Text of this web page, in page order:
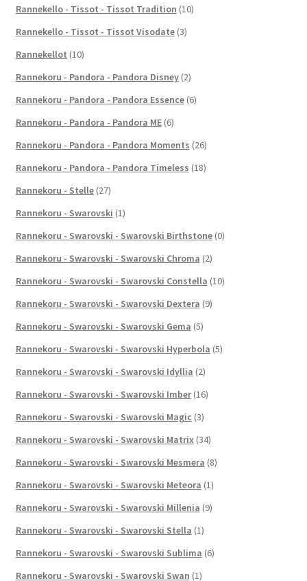
Rannekello - Tissot - Tissot Tradition (10)
Rannekello - Tissot - Tissot Visodate (3)
Rannekellot (10)
Rannekoru - Pandora - Pandora Disney (2)
Rannekoru - Pandora - Pandora Essence (6)
Rannekoru - Pandora - Pandora ME (6)
Rannekoru - Pandora - Pandora Moments (26)
Rannekoru - Pandora - Pandora Timeless (18)
Rannekoru - Stelle (27)
Rannekoru - Swarovski (1)
Rannekoru - Swarovski - Swarovski Birthstone (0)
Rannekoru - Swarovski - Swarovski Chroma (2)
Rannekoru - Swarovski - Swarovski Constella (10)
Rannekoru - Swarovski - Swarovski Dextera (9)
Rannekoru - Swarovski - Swarovski Gema (5)
Rannekoru - Swarovski - Swarovski Hyperbola (5)
Rannekoru - Swarovski - Swarovski Idyllia (2)
Rannekoru - Swarovski - Swarovski Imber (16)
Rannekoru - Swarovski - Swarovski Magic (3)
Rannekoru - Swarovski - Swarovski Matrix (34)
Rannekoru - Swarovski - Swarovski Mesmera (8)
Rannekoru - Swarovski - Swarovski Meteora (1)
Rannekoru - Swarovski - Swarovski Millenia (9)
Rannekoru - Swarovski - Swarovski Stella (1)
Rannekoru - Swarovski - Swarovski Sublima (6)
Rannekoru - Swarovski - Swarovski Swan (1)